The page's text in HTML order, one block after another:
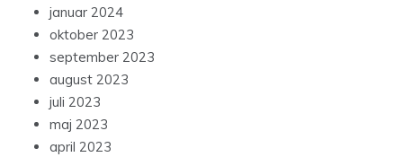
januar 2024
oktober 2023
september 2023
august 2023
juli 2023
maj 2023
april 2023